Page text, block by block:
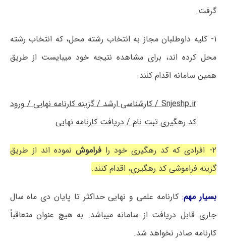
گرفت.
۱- کلیه داوطلبان مجاز به انتخاب رشته محل، که انتخاب رشته
محل کرده اند، برای مشاهده نتیجه خود میبایست از طریق
همین سامانه اقدام کنند.
Snjeshp.ir / کارشناسی ارشد / گزینه کارنامه نهایی / ورود
کد رهگیری تبت نام / دریافت کارنامه نهایی
۲- افرادی که کد رهگیری خود را فراموش نموده اند از طریق
گزینه فراموشی کد رهگیری، اقدام کنند.
بسیار مهم: کارنامه علمی و نهایی حداکثر تا پایان دی ماه سال
جاری قابل دریافت از سامانه میباشد. به هیچ عنوان متعاقباً
کارنامه صادر نخواهد شد.